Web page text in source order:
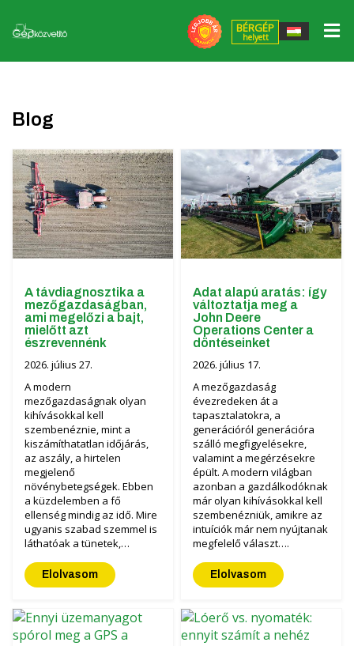
Massey Ferguson gépek
Egyéb erőgépek
Massey Ferguson munkaeszközök
QUICKE Homlokrakodók, kiegészítők
FLIEGL kocsik
FLIEGL Agrocenter kiegészítők
GÜTTLER talajmunkagépek
MÜTHING mulcsozó és szárzúzó gépek
QUIVOGNE talajmunkagépek
LETÁK-LEKO talajmunkagépek
KERTITOX permetezők
Egyéb kiegészítők
ÁTK Pályázat
Alkatrészek
Gumik/Felnik
Bérgép helyett
Szolgáltatások
Szerviz
Finanszírozás
Karrier
Rólunk
Blog
Elérhetőség
English
Deutsch
BÉRGÉP
helyett
Blog
A távdiagnosztika a
mezőgazdaságban,
ami megelőzi a bajt,
mielőtt azt
észrevennénk
2026. július 27.
A modern
mezőgazdaságnak olyan
kihívásokkal kell
szembenéznie, mint a
kiszámíthatatlan időjárás,
az aszály, a hirtelen
megjelenő
növénybetegségek. Ebben
a küzdelemben a fő
ellenség mindig az idő. Mire
ugyanis szabad szemmel is
láthatóak a tünetek,…
Elolvasom
Adat alapú aratás: így
változtatja meg a
John Deere
Operations Center a
döntéseinket
2026. július 17.
A mezőgazdaság
évezredeken át a
tapasztalatokra, a
generációról generációra
szálló megfigyelésekre,
valamint a megérzésekre
épült. A modern világban
azonban a gazdálkodóknak
már olyan kihívásokkal kell
szembenézniük, amikre az
intuíciók már nem nyújtanak
megfelelő választ….
Elolvasom